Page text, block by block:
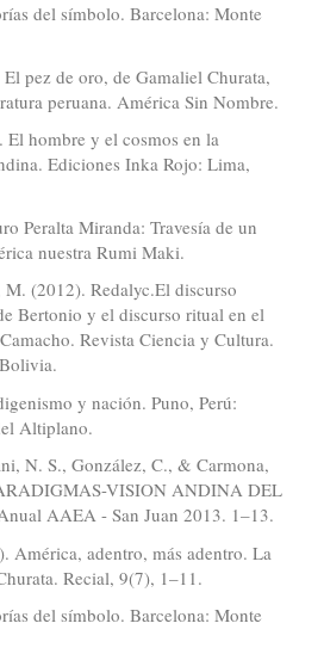
del símbolo. Barcelona: Monte
pez de oro, de Gamaliel Churata,
peruana. América Sin Nombre.
El hombre y el cosmos en la
Ediciones Inka Rojo: Lima,
Peralta Miranda: Travesía de un
nuestra Rumi Maki.
(2012). Redalyc.El discurso
Bertonio y el discurso ritual en el
Revista Ciencia y Cultura.
y nación. Puno, Perú:
Altiplano.
N. S., González, C., & Carmona,
VISION ANDINA DEL
AAEA - San Juan 2013. 1–13.
América, adentro, más adentro. La
Recial, 9(7), 1–11.
del símbolo. Barcelona: Monte